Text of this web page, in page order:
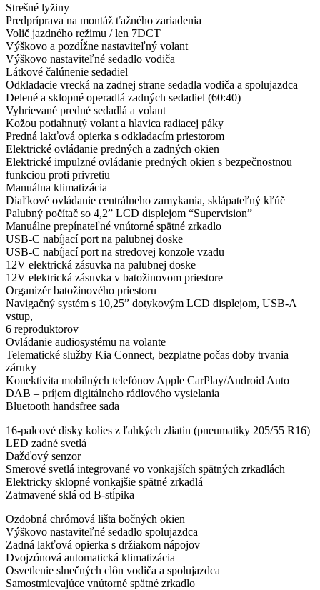
Strešné lyžiny
Predpríprava na montáž ťažného zariadenia
Volič jazdného režimu / len 7DCT
Výškovo a pozdĺžne nastaviteľný volant
Výškovo nastaviteľné sedadlo vodiča
Látkové čalúnenie sedadiel
Odkladacie vrecká na zadnej strane sedadla vodiča a spolujazdca
Delené a sklopné operadlá zadných sedadiel (60:40)
Vyhrievané predné sedadlá a volant
Kožou potiahnutý volant a hlavica radiacej páky
Predná lakťová opierka s odkladacím priestorom
Elektrické ovládanie predných a zadných okien
Elektrické impulzné ovládanie predných okien s bezpečnostnou
funkciou proti privretiu
Manuálna klimatizácia
Diaľkové ovládanie centrálneho zamykania, sklápateľný kľúč
Palubný počítač so 4,2” LCD displejom “Supervision”
Manuálne prepínateľné vnútorné spätné zrkadlo
USB-C nabíjací port na palubnej doske
USB-C nabíjací port na stredovej konzole vzadu
12V elektrická zásuvka na palubnej doske
12V elektrická zásuvka v batožinovom priestore
Organizér batožinového priestoru
Navigačný systém s 10,25” dotykovým LCD displejom, USB-A
vstup,
6 reproduktorov
Ovládanie audiosystému na volante
Telematické služby Kia Connect, bezplatne počas doby trvania
záruky
Konektivita mobilných telefónov Apple CarPlay/Android Auto
DAB – príjem digitálneho rádiového vysielania
Bluetooth handsfree sada
16-palcové disky kolies z ľahkých zliatin (pneumatiky 205/55 R16)
LED zadné svetlá
Dažďový senzor
Smerové svetlá integrované vo vonkajších spätných zrkadlách
Elektricky sklopné vonkajšie spätné zrkadlá
Zatmavené sklá od B-stĺpika
Ozdobná chrómová lišta bočných okien
Výškovo nastaviteľné sedadlo spolujazdca
Zadná lakťová opierka s držiakom nápojov
Dvojzónová automatická klimatizácia
Osvetlenie slnečných clôn vodiča a spolujazdca
Samostmievajúce vnútorné spätné zrkadlo